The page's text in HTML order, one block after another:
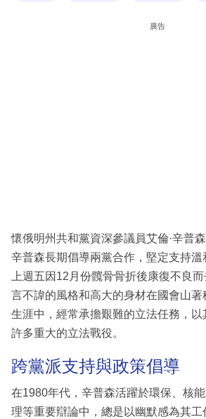
區
廣告
懷俄明州共和黨資深參議員艾倫·辛普
辛普森長期倡導兩黨合作，堅定支持
上週五因12月份髖骨骨折後康復不良
言不諱的風格和高大的身材在國會山
生涯中，經常承擔艱難的立法任務，以
許多重大的立法戰役。
跨黨派支持與政策倡導
在1980年代，辛普森活躍於環保、核
理等重要辯論中，總是以幽默感為其工